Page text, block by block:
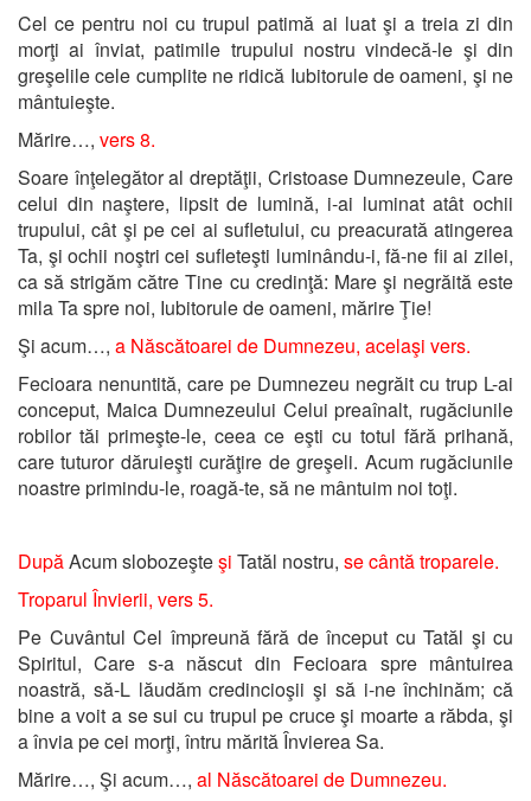
Cel ce pentru noi cu trupul patimă ai luat şi a treia zi din
morţi ai înviat, patimile trupului nostru vindecă-le şi din
greşelile cele cumplite ne ridică Iubitorule de oameni, şi ne
mântuieşte.
Mărire…, vers 8.
Soare înţelegător al dreptăţii, Cristoase Dumnezeule, Care
celui din naştere, lipsit de lumină, i-ai luminat atât ochii
trupului, cât şi pe cei ai sufletului, cu preacurată atingerea
Ta, şi ochii noştri cei sufleteşti luminându-i, fă-ne fii ai zilei,
ca să strigăm către Tine cu credinţă: Mare şi negrăită este
mila Ta spre noi, Iubitorule de oameni, mărire Ţie!
Şi acum…, a Născătoarei de Dumnezeu, acelaşi vers.
Fecioara nenuntită, care pe Dumnezeu negrăit cu trup L-ai
conceput, Maica Dumnezeului Celui preaînalt, rugăciunile
robilor tăi primeşte-le, ceea ce eşti cu totul fără prihană,
care tuturor dăruieşti curăţire de greşeli. Acum rugăciunile
noastre primindu-le, roagă-te, să ne mântuim noi toţi.
DupăAcum slobozeşteşi Tatăl nostru, se cântă troparele.
Troparul Învierii, vers 5.
Pe Cuvântul Cel împreună fără de început cu Tatăl şi cu
Spiritul, Care s-a născut din Fecioara spre mântuirea
noastră, să-L lăudăm credincioşii şi să i-ne închinăm; că
bine a voit a se sui cu trupul pe cruce şi moarte a răbda, şi
a învia pe cei morţi, întru mărită Învierea Sa.
Mărire…, Şi acum…, al Născătoarei de Dumnezeu.